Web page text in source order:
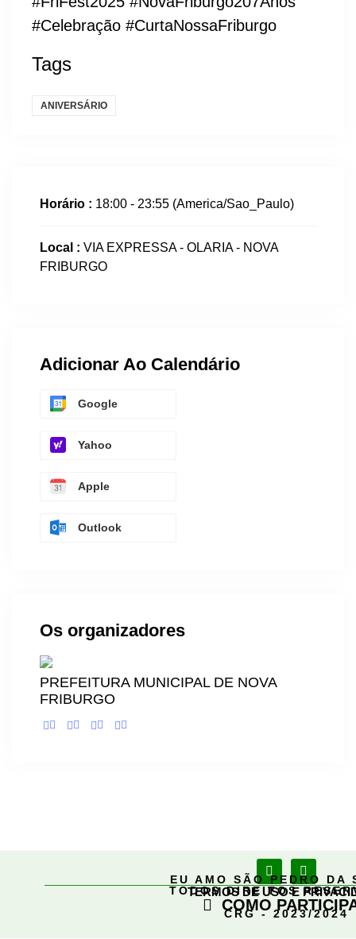
#Celebração #CurtaNossaFriburgo
Tags
ANIVERSÁRIO
Horário : 18:00 - 23:55 (America/Sao_Paulo)
Local : VIA EXPRESSA - OLARIA - NOVA
FRIBURGO
Adicionar Ao Calendário
Google
Yahoo
Apple
Outlook
Os organizadores
PREFEITURA MUNICIPAL DE NOVA
FRIBURGO
EU AMO SÃO PEDRO DA
TODOS DIREITOS
CRG - 2023/2024
TERMOS DE USO E
COMO